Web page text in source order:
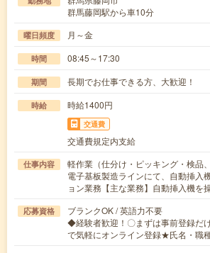
群馬藤岡駅から車10分
曜日頻度 月～金
時間 08:45～17:30
期間 長期でお仕事できる方、大歓迎！
時給 時給1400円
交通費
交通費規定内支給
仕事内容
軽作業（仕分け・ピッキング・検品
電子基板製造ラインにて、自動挿入
ョン業務【主な業務】自動挿入機を
応募資格
ブランクOK / 英語力不要
◆経験者歓迎！〇まずは事前登録だ
で気軽にオンライン登録★氏名・職